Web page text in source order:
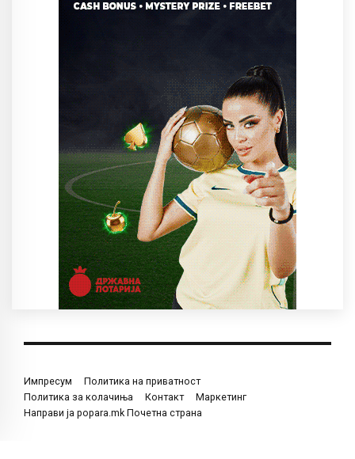
Импресум
Политика на приватност
Политика за колачиња
Контакт
Маркетинг
Направи ја popara.mk Почетна страна